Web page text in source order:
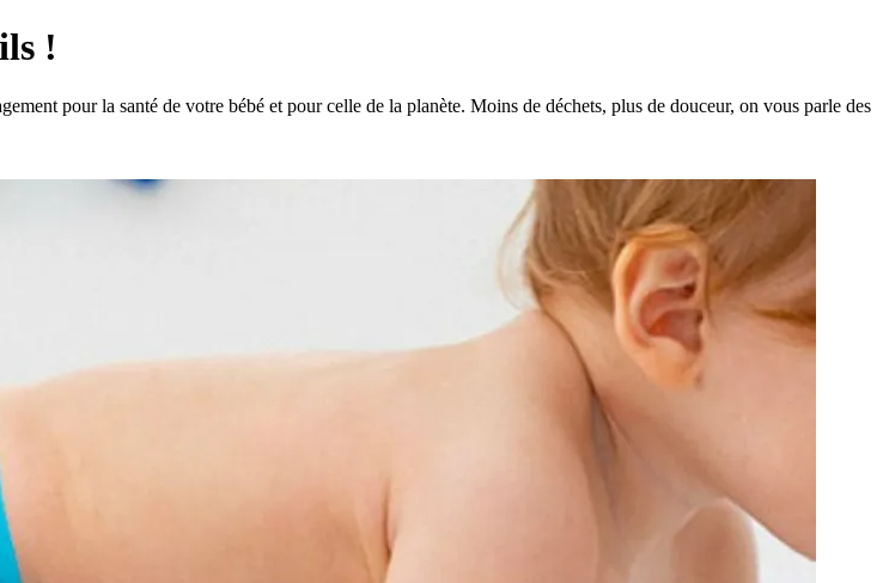
!
pour la santé de votre bébé et pour celle de la planète. Moins de déchets, plus de douceur, on vous parle des